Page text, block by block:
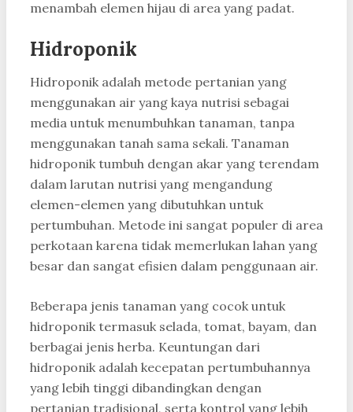
menambah elemen hijau di area yang padat.
Hidroponik
Hidroponik adalah metode pertanian yang
menggunakan air yang kaya nutrisi sebagai
media untuk menumbuhkan tanaman, tanpa
menggunakan tanah sama sekali. Tanaman
hidroponik tumbuh dengan akar yang terendam
dalam larutan nutrisi yang mengandung
elemen-elemen yang dibutuhkan untuk
pertumbuhan. Metode ini sangat populer di area
perkotaan karena tidak memerlukan lahan yang
besar dan sangat efisien dalam penggunaan air.
Beberapa jenis tanaman yang cocok untuk
hidroponik termasuk selada, tomat, bayam, dan
berbagai jenis herba. Keuntungan dari
hidroponik adalah kecepatan pertumbuhannya
yang lebih tinggi dibandingkan dengan
pertanian tradisional, serta kontrol yang lebih